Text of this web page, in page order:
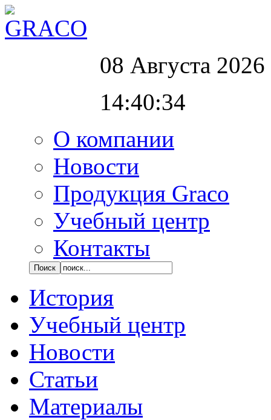
08 Августа 2026
14:40:34
О компании
Новости
Продукция Graco
Учебный центр
Контакты
История
Учебный центр
Новости
Статьи
Материалы